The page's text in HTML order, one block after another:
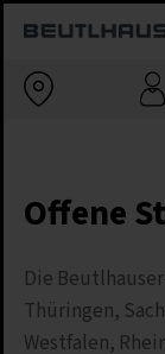
Offene
Die
Thüringen,
Westfalen,